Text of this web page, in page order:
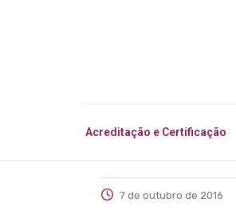
Acreditação e Certificação
7 de outubro de 2016